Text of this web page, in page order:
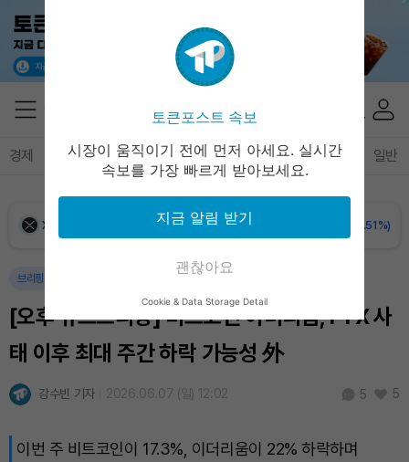
경제 마켓 정책 정치 인사이트 브리핑 속보 일반
Ethereum (ETH) (+0.52%)
USDC (USDC) ₩
XRP (XRP) (-1.51%)
Solana (SOL)
TRON (TRX) ₩467.0(+0.13%)
Hyperliquid (HYPE)
Bitcoin (BTC) ₩92,564,319(+0.57%)
브리핑
[오후 뉴스브리핑] 비트코인·이더리움, FTX 사
태 이후 최대 주간 하락 가능성 外
강수빈 기자 2026.06.07 (일) 12:02 5 5
이번 주 비트코인이 17.3%, 이더리움이 22% 하락하며
토큰포스트 속보
시장이 움직이기 전에 먼저 아세요. 실시간
속보를 가장 빠르게 받아보세요.
지금 알림 받기
괜찮아요
Cookie & Data Storage Detail